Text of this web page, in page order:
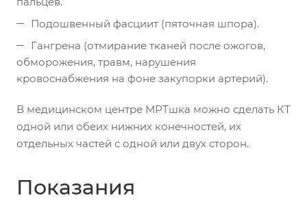
Подошвенный фасциит (пяточная шпора).
Гангрена (отмирание тканей после ожогов,
обморожения, травм, нарушения
кровоснабжения на фоне закупорки артерий).
В медицинском центре МРТшка можно сделать КТ
одной или обеих нижних конечностей, их
отдельных частей с одной или двух сторон.
Показания